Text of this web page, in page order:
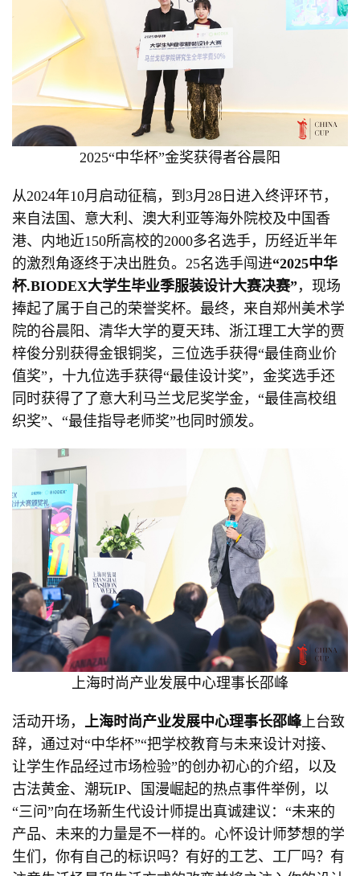
2025“中华杯”⾦奖获得者⾕晨阳
从2024年10月启动征稿，到3月28日进入终评环节，
来自法国、意大利、澳大利亚等海外院校及中国香
港、内地近150所高校的2000多名选手，历经近半年
的激烈角逐终于决出胜负。25名选手闯进“2025中华
杯.BIODEX大学生毕业季服装设计大赛决赛”，现场
捧起了属于自己的荣誉奖杯。最终，来自郑州美术学
院的谷晨阳、清华大学的夏天玮、浙江理工大学的贾
梓俊分别获得金银铜奖，三位选手获得“最佳商业价
值奖”，十九位选手获得“最佳设计奖”，金奖选手还
同时获得了了意大利马兰戈尼奖学金，“最佳高校组
织奖”、“最佳指导老师奖”也同时颁发。
上海时尚产业发展中⼼理事长邵峰
活动开场， 上海时尚产业发展中心理事长邵峰上台致
辞，通过对“中华杯”“把学校教育与未来设计对接、
让学生作品经过市场检验”的创办初心的介绍，以及
古法黄金、潮玩IP、国漫崛起的热点事件举例，以
“三问”向在场新生代设计师提出真诚建议：“未来的
产品、未来的力量是不一样的。心怀设计师梦想的学
生们，你有自己的标识吗？有好的工艺、工厂吗？有